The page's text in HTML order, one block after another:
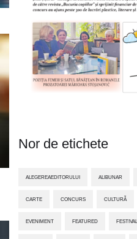
Nor de etichete
ALEGEREAEDITORULUI ALIBUNAR
CARTE CONCURS CULTURĂ
EVENIMENT FEATURED FESTIVAL